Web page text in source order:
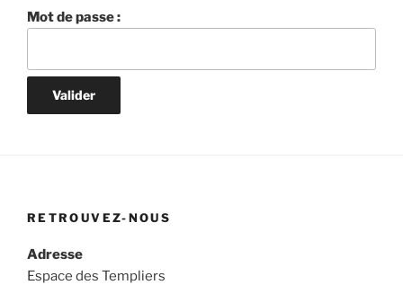
Mot de passe :
RETROUVEZ-NOUS
Adresse
Espace des Templiers